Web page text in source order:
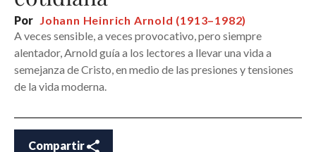
Por Johann Heinrich Arnold (1913–1982)
A veces sensible, a veces provocativo, pero siempre
alentador, Arnold guía a los lectores a llevar una vida a
semejanza de Cristo, en medio de las presiones y tensiones
de la vida moderna.
Compartir